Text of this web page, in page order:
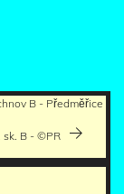
B - Předměřice
sk. B - ©PR